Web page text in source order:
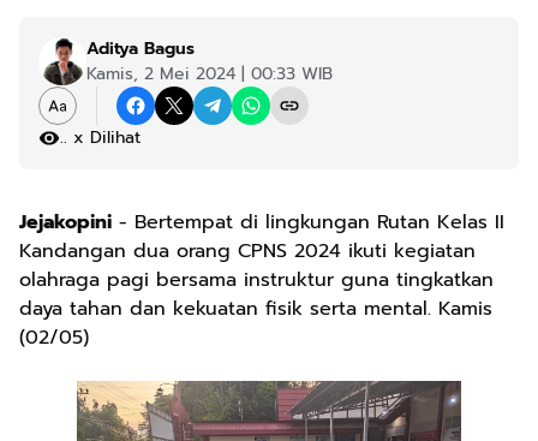
Aditya Bagus
Kamis, 2 Mei 2024 | 00:33 WIB
.x Dilihat
Jejakopini - Bertempat di lingkungan Rutan Kelas II
Kandangan dua orang CPNS 2024 ikuti kegiatan
olahraga pagi bersama instruktur guna tingkatkan
daya tahan dan kekuatan fisik serta mental. Kamis
(02/05)